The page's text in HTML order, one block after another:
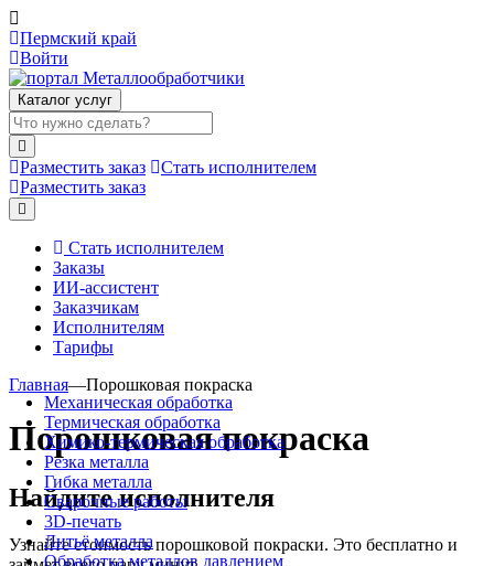
Пермский край
Войти
Каталог услуг
Разместить заказ
Стать исполнителем
Разместить заказ
Стать исполнителем
Заказы
ИИ-ассистент
Заказчикам
Исполнителям
Тарифы
Механическая обработка
Термическая обработка
Химико-термическая обработка
Резка металла
Гибка металла
Сварочные работы
3D-печать
Литьё металла
Обработка металлов давлением
Главная—Порошковая покраска
Порошковая покраска
Найдите исполнителя
Узнайте стоимость порошковой покраски. Это бесплатно и